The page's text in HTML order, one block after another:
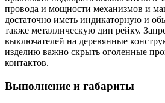
провода и мощности механизмов и
достаточно иметь индикаторную и
также металлическую дин рейку.
выключателей на деревянные
изделию важно скрыть оголенные
контактов.
Выполнение и габариты